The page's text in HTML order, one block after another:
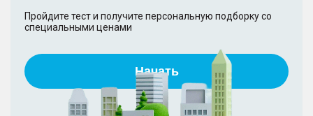
Пройдите тест и получите персональную подборку со
специальными ценами
Начать